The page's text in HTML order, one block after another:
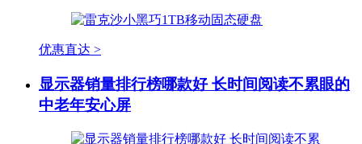
优惠直达 >
显示器销量排行榜哪款好 长时间阅读不累眼的
中老年安心屏